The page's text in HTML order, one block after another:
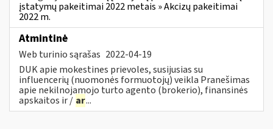
įstatymų pakeitimai 2022 metais » Akcizų pakeitimai
2022 m.
Atmintinė
Web turinio sąrašas 2022-04-19
DUK apie mokestines prievoles, susijusias su
influencerių (nuomonės formuotojų) veikla Pranešimas
apie nekilnojamojo turto agento (brokerio), finansinės
apskaitos ir / ar...